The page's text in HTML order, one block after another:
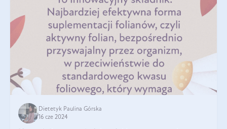
Dietetyk Paulina Górska
16 cze 2024